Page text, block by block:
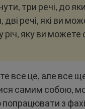
три речі, до
дві речі, які ви
річ, яку ви
все це, але все
самим собою,
з